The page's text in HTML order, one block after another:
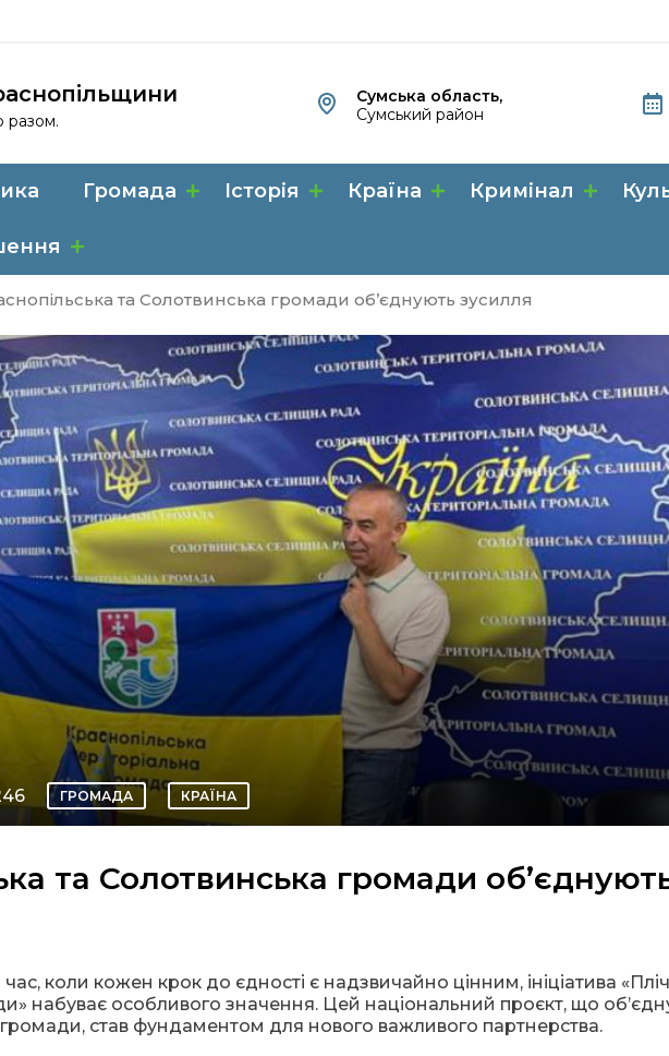
разом.
Сумська область,
Сумський район
Громада Історія Країна Кримінал
та Солотвинська громади об’єднують зусилля
ГРОМАДА КРАЇНА
та Солотвинська громади
коли кожен крок до єдності є надзвичайно цінним, ініціатива
набуває особливого значення. Цей національний проєкт, що
громади, став фундаментом для нового важливого партнерства.